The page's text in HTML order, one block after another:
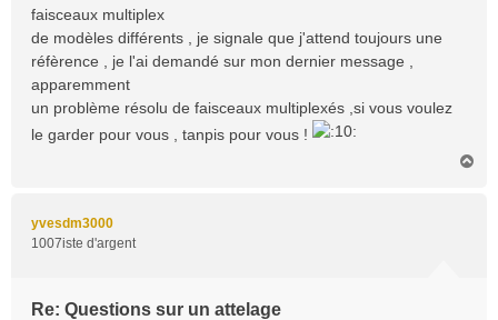
g
e
faisceaux multiplex
de modèles différents , je signale que j'attend toujours une
réfèrence , je l'ai demandé sur mon dernier message ,
apparemment
un problème résolu de faisceaux multiplexés ,si vous voulez
le garder pour vous , tanpis pour vous !
yvesdm3000
1007iste d'argent
Re: Questions sur un attelage